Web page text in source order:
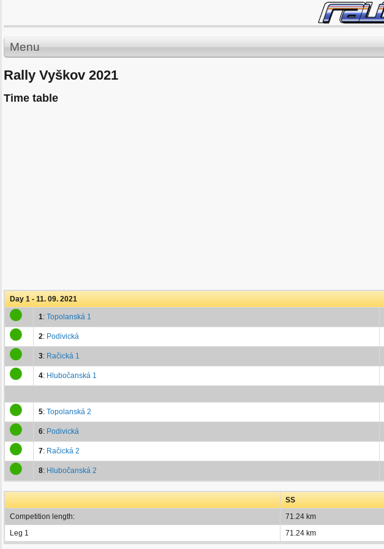
Menu
Rally Vyškov 2021
Time table
Day 1 - 11. 09. 2021
1: Topolanská 1
2: Podivická
3: Račická 1
4: Hlubočanská 1
5: Topolanská 2
6: Podivická
7: Račická 2
8: Hlubočanská 2
SS
Competition length:
71.24 km
Leg 1
71.24 km